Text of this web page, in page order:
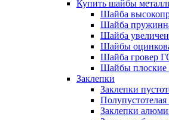
Купить шайбы
Шайба
Шайба
Шайба
Шайбы
Шайба гровер
Шайбы
Заклепки
Заклепки
Полупустотелая
Заклепки